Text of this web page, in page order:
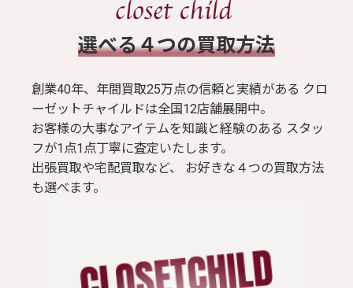
​選べる４つの買取方法
創業40年、年間買取25万点の信頼と実績がある クロ
ーゼットチャイルドは全国12店舗展開中。
お客様の大事なアイテムを知識と経験のある スタッ
フが1点1点丁寧に査定いたします。
出張買取や宅配買取など、 お好きな４つの買取方法
も選べます。